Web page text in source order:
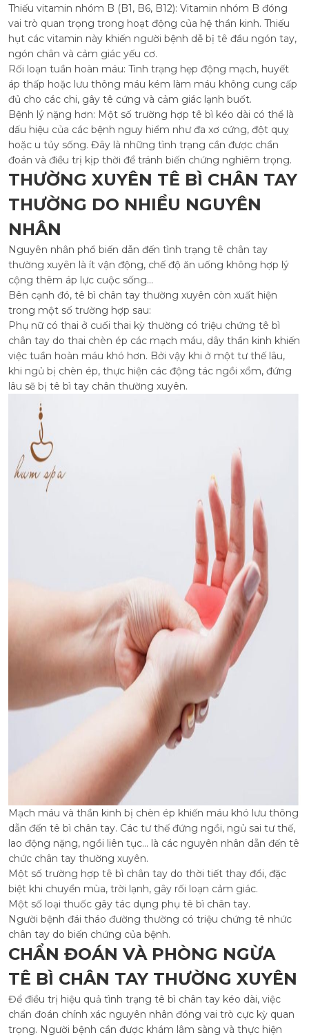
Thiếu vitamin nhóm B (B1, B6, B12): Vitamin nhóm B đóng
vai trò quan trọng trong hoạt động của hệ thần kinh. Thiếu
hụt các vitamin này khiến người bệnh dễ bị tê đầu ngón tay,
ngón chân và cảm giác yếu cơ.
Rối loạn tuần hoàn máu: Tình trạng hẹp động mạch, huyết
áp thấp hoặc lưu thông máu kém làm máu không cung cấp
đủ cho các chi, gây tê cứng và cảm giác lạnh buốt.
Bệnh lý nặng hơn: Một số trường hợp tê bì kéo dài có thể là
dấu hiệu của các bệnh nguy hiểm như đa xơ cứng, đột quỵ
hoặc u tủy sống. Đây là những tình trạng cần được chẩn
đoán và điều trị kịp thời để tránh biến chứng nghiêm trọng.
THƯỜNG XUYÊN TÊ BÌ CHÂN TAY
THƯỜNG DO NHIỀU NGUYÊN
NHÂN
Nguyên nhân phổ biến dẫn đến tình trạng tê chân tay
thường xuyên là ít vận động, chế độ ăn uống không hợp lý
cộng thêm áp lực cuộc sống...
Bên cạnh đó, tê bì chân tay thường xuyên còn xuất hiện
trong một số trường hợp sau:
Phụ nữ có thai ở cuối thai kỳ thường có triệu chứng tê bì
chân tay do thai chèn ép các mạch máu, dây thần kinh khiến
việc tuần hoàn máu khó hơn. Bởi vậy khi ở một tư thế lâu,
khi ngủ bị chèn ép, thực hiện các động tác ngồi xổm, đứng
lâu sẽ bị tê bì tay chân thường xuyên.
Mạch máu và thần kinh bị chèn ép khiến máu khó lưu thông
dẫn đến tê bì chân tay. Các tư thế đứng ngồi, ngủ sai tư thế,
lao động nặng, ngồi liên tục... là các nguyên nhân dẫn đến tê
chức chân tay thường xuyên.
Một số trường hợp tê bì chân tay do thời tiết thay đổi, đặc
biệt khi chuyển mùa, trời lạnh, gây rối loạn cảm giác.
Một số loại thuốc gây tác dụng phụ tê bì chân tay.
Người bệnh đái tháo đường thường có triệu chứng tê nhức
chân tay do biến chứng của bệnh.
CHẨN ĐOÁN VÀ PHÒNG NGỪA
TÊ BÌ CHÂN TAY THƯỜNG XUYÊN
Để điều trị hiệu quả tình trạng tê bì chân tay kéo dài, việc
chẩn đoán chính xác nguyên nhân đóng vai trò cực kỳ quan
trọng. Người bệnh cần được khám lâm sàng và thực hiện